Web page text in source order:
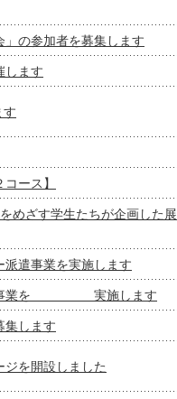
の参加者を募集します
します
す
ース】
めざす学生たちが企画した展
遣事業を実施します
ング事業を 実施します
集します
ジを開設しました